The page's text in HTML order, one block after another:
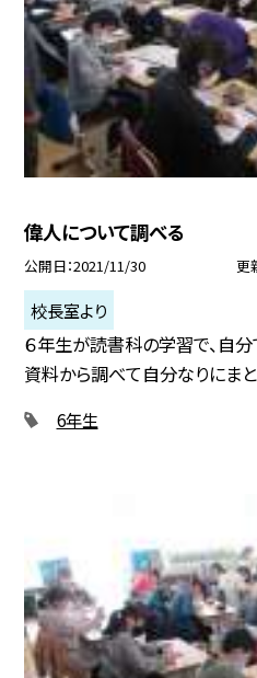
偉人について調べる
公開日 2021/11/30 更
校長室より
６年生が読書科の学習で、自
資料から調べて自分なりにま
6年生